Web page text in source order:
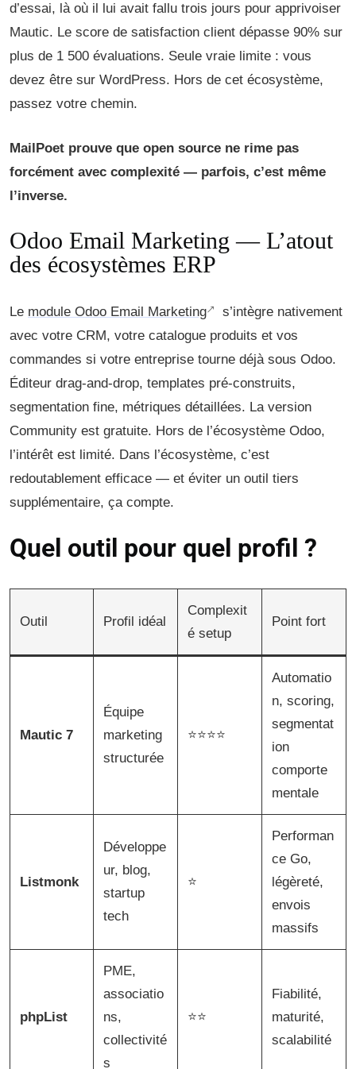
d’essai, là où il lui avait fallu trois jours pour apprivoiser
Mautic. Le score de satisfaction client dépasse 90% sur
plus de 1 500 évaluations. Seule vraie limite : vous
devez être sur WordPress. Hors de cet écosystème,
passez votre chemin.
MailPoet prouve que open source ne rime pas
forcément avec complexité — parfois, c’est même
l’inverse.
Odoo Email Marketing — L’atout
des écosystèmes ERP
Le module Odoo Email Marketing
s’intègre nativement
avec votre CRM, votre catalogue produits et vos
commandes si votre entreprise tourne déjà sous Odoo.
Éditeur drag-and-drop, templates pré-construits,
segmentation fine, métriques détaillées. La version
Community est gratuite. Hors de l’écosystème Odoo,
l’intérêt est limité. Dans l’écosystème, c’est
redoutablement efficace — et éviter un outil tiers
supplémentaire, ça compte.
Quel outil pour quel profil ?
Outil Profil idéal
Complexit
é setup
Point fort
Mautic 7
Équipe
marketing
structurée
⭐⭐⭐⭐
Automatio
n, scoring,
segmentat
ion
comporte
mentale
Listmonk
Développe
ur, blog,
startup
tech
⭐
Performan
ce Go,
légèreté,
envois
massifs
phpList
PME,
associatio
ns,
collectivité
s
⭐⭐
Fiabilité,
maturité,
scalabilité